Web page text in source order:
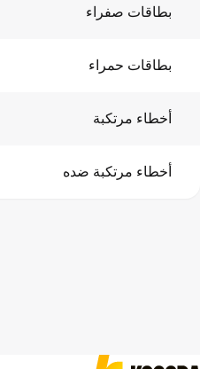
بطاقات صفراء
بطاقات حمراء
أخطاء مرتكبة
أخطاء مرتكبة ضده